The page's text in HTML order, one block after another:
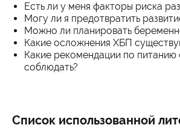
Есть ли у меня факторы риска
Могу ли я предотвратить
Можно ли планировать
Какие осложнения ХБП
Какие рекомендации по питанию
соблюдать?
Список использованной